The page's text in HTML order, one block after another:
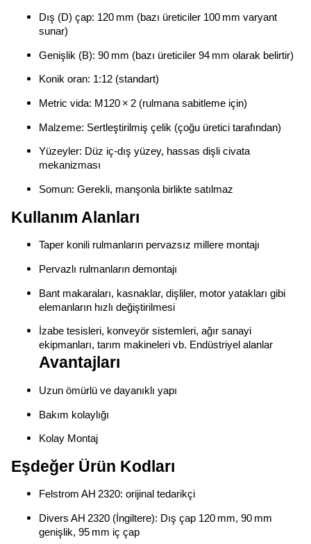
Dış (D) çap: 120 mm (bazı üreticiler 100 mm varyant
sunar)
Genişlik (B): 90 mm (bazı üreticiler 94 mm olarak belirtir)
Konik oran: 1:12 (standart)
Metric vida: M120 × 2 (rulmana sabitleme için)
Malzeme: Sertleştirilmiş çelik (çoğu üretici tarafından)
Yüzeyler: Düz iç-dış yüzey, hassas dişli civata
mekanizması
Somun: Gerekli, manşonla birlikte satılmaz
Kullanım Alanları
Taper konili rulmanların pervazsız millere montajı
Pervazlı rulmanların demontajı
Bant makaraları, kasnaklar, dişliler, motor yatakları gibi
elemanların hızlı değiştirilmesi
İzabe tesisleri, konveyör sistemleri, ağır sanayi
ekipmanları, tarım makineleri vb. Endüstriyel alanlar
Avantajları
Uzun ömürlü ve dayanıklı yapı
Bakım kolaylığı
Kolay Montaj
Eşdeğer Ürün Kodları
Felstrom AH 2320: orijinal tedarikçi
Divers AH 2320 (İngiltere): Dış çap 120 mm, 90 mm
genişlik, 95 mm iç çap